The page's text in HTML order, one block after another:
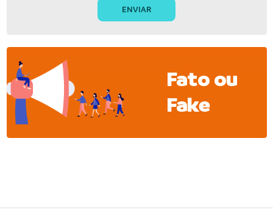
Fato ou
Fake